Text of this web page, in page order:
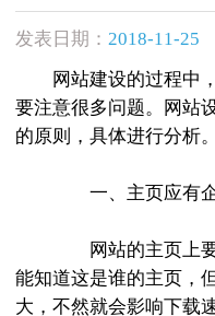
发表日期： 2018-11-25
网站建设的过程中，
要注意很多问题。网站
的原则，具体进行分析。
一、主页应有企
网站的主页上要有
能知道这是谁的主页，
大，不然就会影响下载